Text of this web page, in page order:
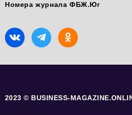
Номера журнала ФБЖ.Юг
2023 © BUSINESS-